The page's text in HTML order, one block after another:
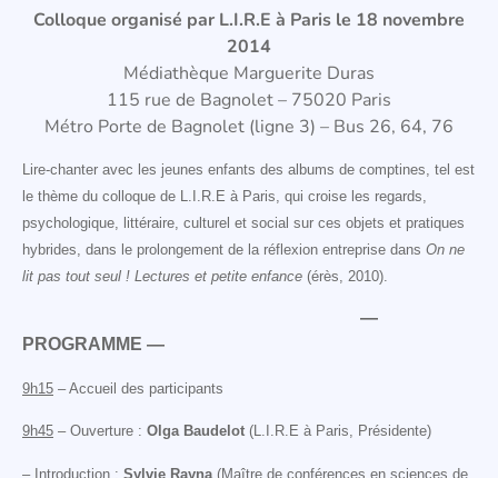
Colloque organisé par L.I.R.E à Paris le 18 novembre
2014
Médiathèque Marguerite Duras
115 rue de Bagnolet – 75020 Paris
Métro Porte de Bagnolet (ligne 3) – Bus 26, 64, 76
Lire-chanter avec les jeunes enfants des albums de comptines, tel est
le thème du colloque de L.I.R.E à Paris, qui croise les regards,
psychologique, littéraire, culturel et social sur ces objets et pratiques
hybrides, dans le prolongement de la réflexion entreprise dans On ne
lit pas tout seul ! Lectures et petite enfance (érès, 2010).
—
PROGRAMME —
9h15 – Accueil des participants
9h45 – Ouverture : Olga Baudelot (L.I.R.E à Paris, Présidente)
– Introduction : Sylvie Rayna (Maître de conférences en sciences de